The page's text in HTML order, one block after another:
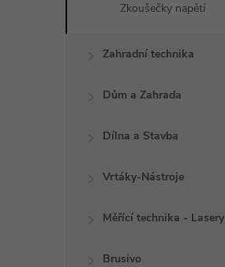
Zkoušečky napětí
Zahradní technika
Dům a Zahrada
Dílna a Stavba
Vrtáky-Nástroje
Měřící technika - Lasery
Brusivo